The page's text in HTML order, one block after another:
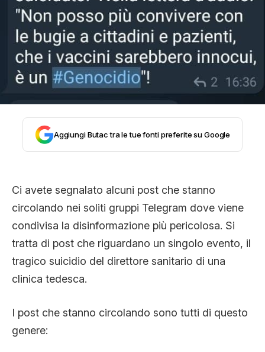
CONTATTI
CHI SIAMO
Aggiungi Butac tra le tue fonti preferite su Google
Ci avete segnalato alcuni post che stanno
circolando nei soliti gruppi Telegram dove viene
condivisa la disinformazione più pericolosa. Si
tratta di post che riguardano un singolo evento, il
tragico suicidio del direttore sanitario di una
clinica tedesca.
I post che stanno circolando sono tutti di questo
genere: